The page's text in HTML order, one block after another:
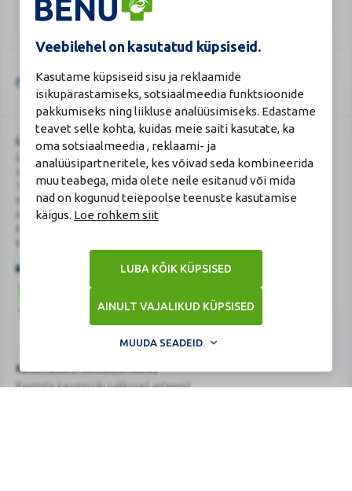
Veebilehel on kasutatud küpsiseid.
Kasutame küpsiseid sisu ja reklaamide
isikupärastamiseks, sotsiaalmeedia funktsioonide
pakkumiseks ning liikluse analüüsimiseks. Edastame
teavet selle kohta, kuidas meie saiti kasutate, ka
oma sotsiaalmeedia , reklaami- ja
analüüsipartneritele, kes võivad seda kombineerida
muu teabega, mida olete neile esitanud või mida
nad on kogunud teiepoolse teenuste kasutamise
käigus. Loe rohkem siit
AINULT VAJALIKUD KÜPSISED
LUBA KÕIK KÜPSISED
MUUDA SEADEID
Google
reCAPTCHA
Seda veebisaiti kaitseb „reCAPTCHA“ ning sellele kehtivad „Google“
privaatsuspoliitika
ja teenusetingimused
Üldapteegi nimi ja tegutsemiskoha aadress
Ülemiste Tervisemaja Apteek
Sepapaja tn 12/1, 11415 Tallinn, Eesti
Tegevusloa omaja ärinimi Kaugekaja OÜ
Reg.Nr.: 14910065
KMKR: EE102231405
Ravimiameti kontaktandmed
Ravimite kaugmüüki pakkuvad apteegid
õigust
tõendav